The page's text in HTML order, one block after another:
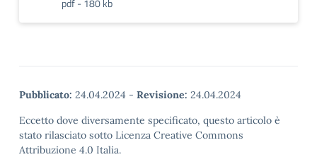
pdf - 180 kb
Pubblicato: 24.04.2024 - Revisione: 24.04.2024
Eccetto dove diversamente specificato, questo articolo è
stato rilasciato sotto Licenza Creative Commons
Attribuzione 4.0 Italia.